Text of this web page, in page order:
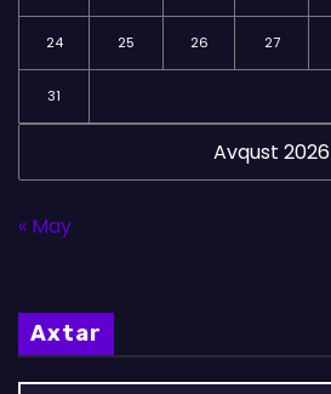
Avqust 2026
24 25 26 27
31
« May
Axtar